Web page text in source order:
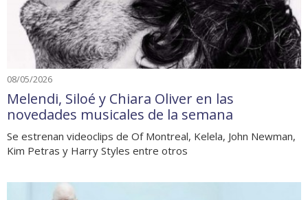
08/05/2026
Melendi, Siloé y Chiara Oliver en las
novedades musicales de la semana
Se estrenan videoclips de Of Montreal, Kelela, John Newman,
Kim Petras y Harry Styles entre otros